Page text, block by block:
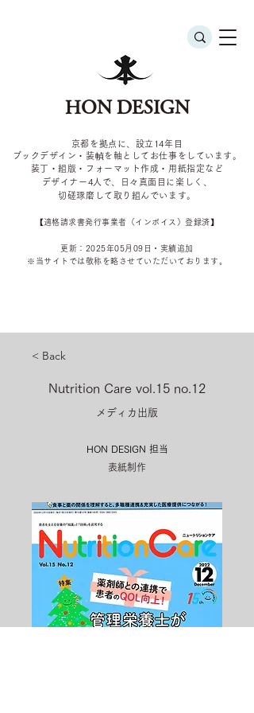
HON DESIGN
京都を拠点に、設立14年目
ブックデザイン・装幀を軸としてお仕事をしています。
装丁・組版・フォーマット作成・用紙指定など
デザイナー4 人で、日々真面目に楽しく、
切磋琢磨して取り組んでいます。
​【適格請求書発行事業者（インボイス）登録済】
更新：2025年05 月09 日・実績追加
​※当サイトでは敬称を 略させていただいております。
< Back
Nutrition Care vol.15 no.12
メディカ出版
HON DESIGN​ 担当
表紙制作